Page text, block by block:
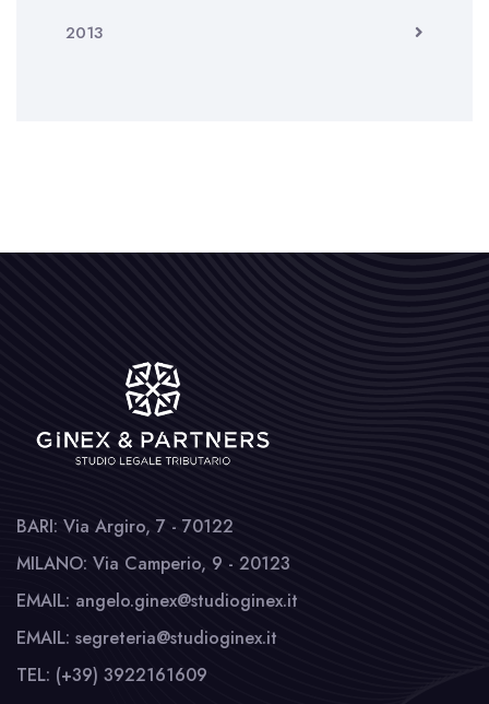
2013
BARI: Via Argiro, 7 - 70122
MILANO: Via Camperio, 9 - 20123
EMAIL: angelo.ginex@studioginex.it
EMAIL: segreteria@studioginex.it
TEL: (+39) 3922161609